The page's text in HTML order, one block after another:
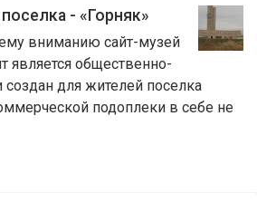
- «Горняк»
вниманию сайт-музей
является общественно-
для жителей поселка
подоплеки в себе не